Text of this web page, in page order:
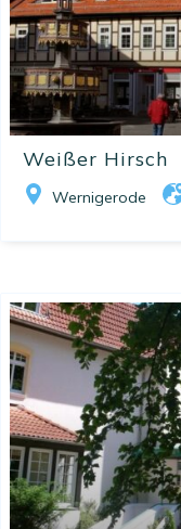
Weißer Hirsch
Wernigerode